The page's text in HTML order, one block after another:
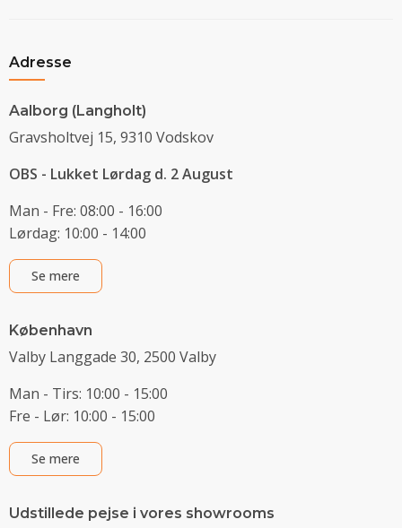
Adresse
Aalborg (Langholt)
Gravsholtvej 15, 9310 Vodskov
OBS - Lukket Lørdag d. 2 August
Man - Fre: 08:00 - 16:00
Lørdag: 10:00 - 14:00
Se mere
København
Valby Langgade 30, 2500 Valby
Man - Tirs: 10:00 - 15:00
Fre - Lør: 10:00 - 15:00
Se mere
Udstillede pejse i vores showrooms